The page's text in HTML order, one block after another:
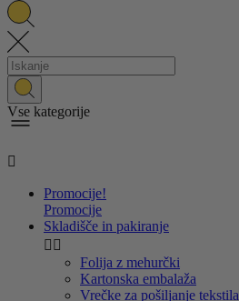
Vse kategorije

Promocije!
Promocije
Skladišče in pakiranje
 
Folija z mehurčki
Kartonska embalaža
Vrečke za pošiljanje tekstila